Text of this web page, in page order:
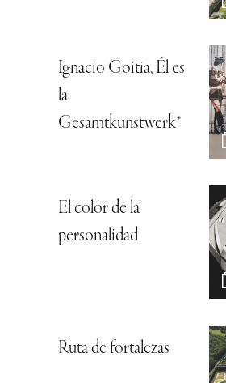
Ignacio Goitia, Él es
la
Gesamtkunstwerk*
El color de la
personalidad
Ruta de fortalezas